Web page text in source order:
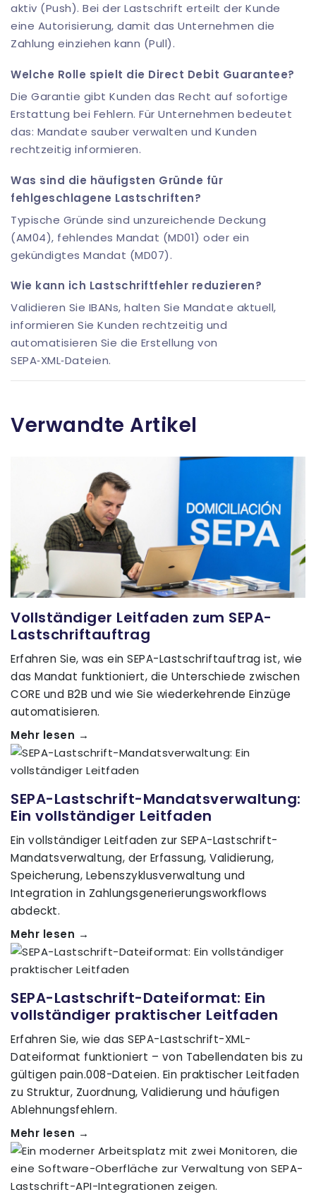
aktiv (Push). Bei der Lastschrift erteilt der Kunde
eine Autorisierung, damit das Unternehmen die
Zahlung einziehen kann (Pull).
Welche Rolle spielt die Direct Debit Guarantee?
Die Garantie gibt Kunden das Recht auf sofortige
Erstattung bei Fehlern. Für Unternehmen bedeutet
das: Mandate sauber verwalten und Kunden
rechtzeitig informieren.
Was sind die häufigsten Gründe für
fehlgeschlagene Lastschriften?
Typische Gründe sind unzureichende Deckung
(AM04), fehlendes Mandat (MD01) oder ein
gekündigtes Mandat (MD07).
Wie kann ich Lastschriftfehler reduzieren?
Validieren Sie IBANs, halten Sie Mandate aktuell,
informieren Sie Kunden rechtzeitig und
automatisieren Sie die Erstellung von
SEPA‑XML‑Dateien.
Verwandte Artikel
Vollständiger Leitfaden zum SEPA-
Lastschriftauftrag
Erfahren Sie, was ein SEPA-Lastschriftauftrag ist, wie
das Mandat funktioniert, die Unterschiede zwischen
CORE und B2B und wie Sie wiederkehrende Einzüge
automatisieren.
Mehr lesen →
SEPA-Lastschrift-Mandatsverwaltung:
Ein vollständiger Leitfaden
Ein vollständiger Leitfaden zur SEPA-Lastschrift-
Mandatsverwaltung, der Erfassung, Validierung,
Speicherung, Lebenszyklusverwaltung und
Integration in Zahlungsgenerierungsworkflows
abdeckt.
Mehr lesen →
SEPA-Lastschrift-Dateiformat: Ein
vollständiger praktischer Leitfaden
Erfahren Sie, wie das SEPA-Lastschrift-XML-
Dateiformat funktioniert – von Tabellendaten bis zu
gültigen pain.008-Dateien. Ein praktischer Leitfaden
zu Struktur, Zuordnung, Validierung und häufigen
Ablehnungsfehlern.
Mehr lesen →